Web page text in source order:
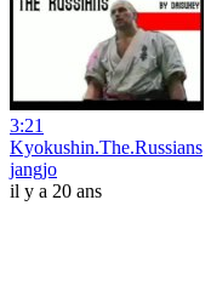
3:21
Kyokushin.The.Russians
jangjo
il y a 20 ans